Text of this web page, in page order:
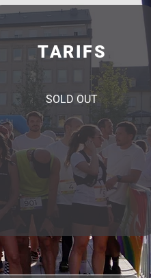
TARIFS
SOLD OUT